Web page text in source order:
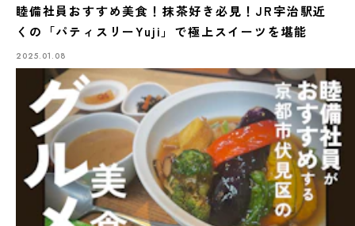
睦備社員おすすめ美食！抹茶好き必見！JR宇治駅近
くの「パティスリーYuji」で極上スイーツを堪能
2025.01.08